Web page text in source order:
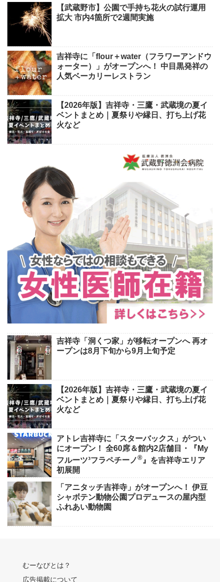
【武蔵野市】公園で手持ち花火の試行運用
拡大 市内4箇所で2週間実施
吉祥寺に「flour＋water（フラワーアンドウ
ォーター）」がオープンへ！ 中目黒発祥の
人気ベーカリーレストラン
【2026年版】吉祥寺・三鷹・武蔵境の夏イ
ベントまとめ｜夏祭りや縁日、打ち上げ花
火など
吉祥寺「洞くつ家」が移転オープンへ 再オ
ープンは8月下旬から9月上旬予定
【2026年版】吉祥寺・三鷹・武蔵境の夏イ
ベントまとめ｜夏祭りや縁日、打ち上げ花
火など
アトレ吉祥寺に「スターバックス」がつい
にオープン！ 全60席＆館内2店舗目・『My
フルーツ³フラペチーノ® 』を吉祥寺エリア
初展開
「アニタッチ吉祥寺」がオープンへ！ 伊豆
シャボテン動物公園プロデュースの屋内型
ふれあい動物園
むーなびとは？
広告掲載について